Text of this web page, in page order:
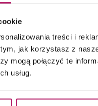
treści i
jak korzystasz z
mogą połączyć te
usług.